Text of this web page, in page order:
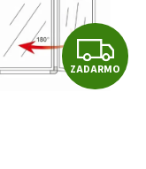
Z
A
ZADARMO